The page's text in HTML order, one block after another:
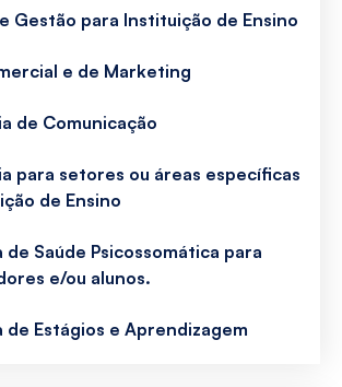
Gestão para Instituição de Ensino
e de Marketing
de Comunicação
para setores ou áreas específicas
de Ensino
de Saúde Psicossomática para
e/ou alunos.
de Estágios e Aprendizagem